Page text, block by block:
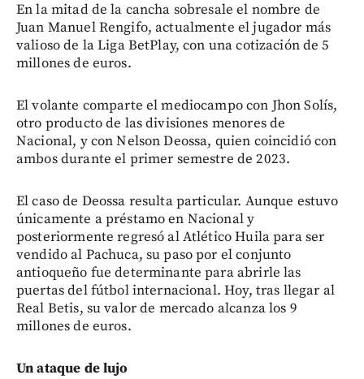
En la mitad de la cancha sobresale el nombre de
Juan Manuel Rengifo, actualmente el jugador más
valioso de la Liga BetPlay, con una cotización de 5
millones de euros.
El volante comparte el mediocampo con Jhon Solís,
otro producto de las divisiones menores de
Nacional, y con Nelson Deossa, quien coincidió con
ambos durante el primer semestre de 2023.
El caso de Deossa resulta particular. Aunque estuvo
únicamente a préstamo en Nacional y
posteriormente regresó al Atlético Huila para ser
vendido al Pachuca, su paso por el conjunto
antioqueño fue determinante para abrirle las
puertas del fútbol internacional. Hoy, tras llegar al
Real Betis, su valor de mercado alcanza los 9
millones de euros.
Un ataque de lujo